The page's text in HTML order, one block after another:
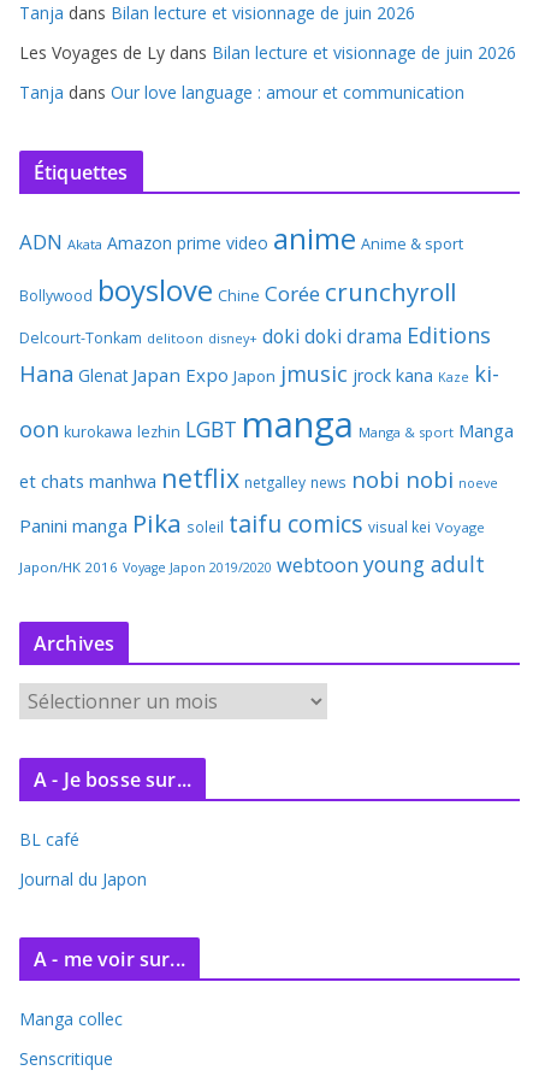
Tanja dans Bilan lecture et visionnage de juin 2026
Les Voyages de Ly dans Bilan lecture et visionnage de juin 2026
Tanja dans Our love language : amour et communication
Étiquettes
ADN Akata Amazon prime video anime Anime & sport
Bollywood boyslove Chine Corée crunchyroll
Delcourt-Tonkam delitoon disney+ doki doki drama Editions
Hana Glenat Japan Expo Japon jmusic jrock kana Kaze ki-
oon kurokawa lezhin LGBT manga Manga & sport Manga
et chats manhwa netflix netgalley news nobi nobi noeve
Panini manga Pika soleil taifu comics visual kei Voyage
Japon/HK 2016 Voyage Japon 2019/2020 webtoon young adult
Archives
c
v
e
A - Je bosse sur...
BL café
Journal du Japon
A - me voir sur...
Manga collec
Senscritique